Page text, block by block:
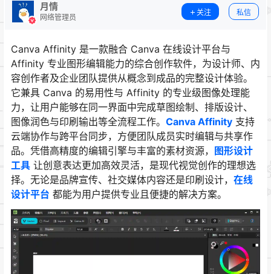
月情
网络管理员
关注 私信
Canva Affinity 是一款融合 Canva 在线设计平台与
Affinity 专业图形编辑能力的综合创作软件，为设计师、内
容创作者及企业团队提供从概念到成品的完整设计体验。
它兼具 Canva 的易用性与 Affinity 的专业级图像处理能
力，让用户能够在同一界面中完成草图绘制、排版设计、
图像润色与印刷输出等全流程工作。 Canva Affinity 支持
云端协作与跨平台同步，方便团队成员实时编辑与共享作
品。凭借高精度的编辑引擎与丰富的素材资源，
图形设计
工具 让创意表达更加高效灵活，是现代视觉创作的理想选
择。无论是品牌宣传、社交媒体内容还是印刷设计， 在线
设计平台 都能为用户提供专业且便捷的解决方案。